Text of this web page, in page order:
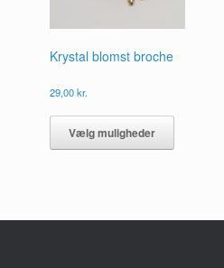
Krystal blomst broche
29,00kr.
Vælg muligheder
har